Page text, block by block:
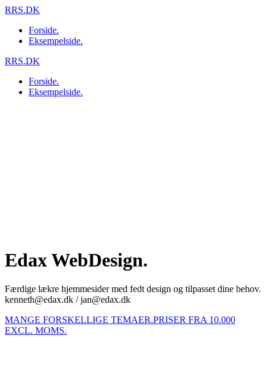
Skip
content
RRS.DK
Forside.
Eksempelside.
RRS.DK
Forside.
Eksempelside.
Edax WebDesign.
Færdige lækre hjemmesider med fedt design og tilpasset dine behov.
kenneth@edax.dk / jan@edax.dk
MANGE FORSKELLIGE TEMAER.PRISER FRA 10.000
EXCL. MOMS.